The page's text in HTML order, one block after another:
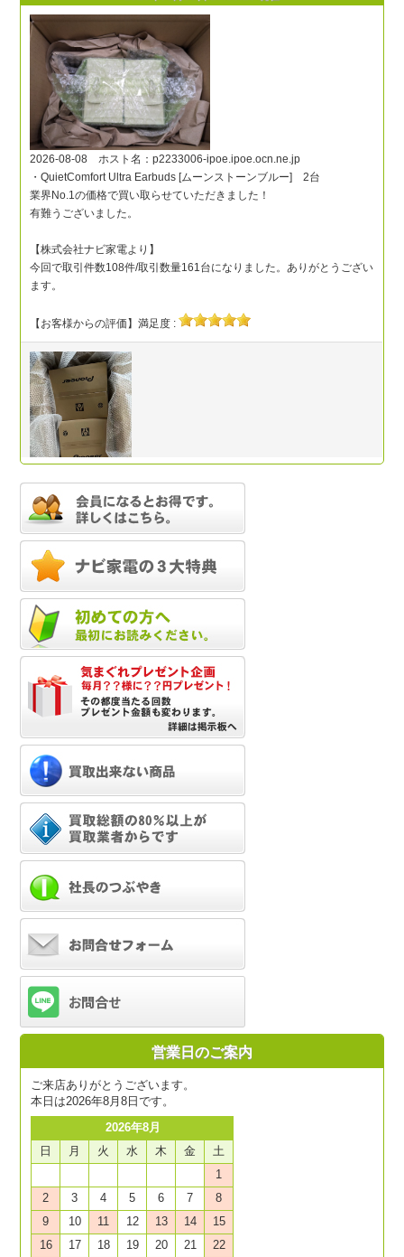
営業日のご案内
ご来店ありがとうございます。
本日は2026年8月8日です。
2026年8月
日
月 火 水 木 金
土
1
2
3 4 5 6 7
8
9
10 11 12 13 14
15
16
17 18 19 20 21
22